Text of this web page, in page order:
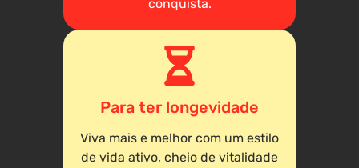
conquista.
Para ter longevidade
Viva mais e melhor com um estilo
de vida ativo, cheio de vitalidade